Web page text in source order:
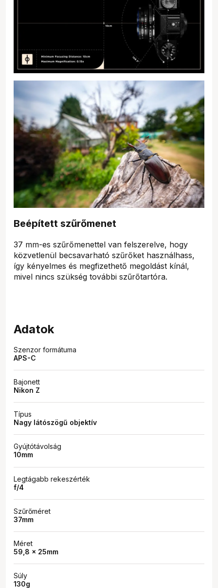
Beépített szűrőmenet
37 mm-es szűrőmenettel van felszerelve, hogy
közvetlenül becsavarható szűrőket használhass,
így kényelmes és megfizethető megoldást kínál,
mivel nincs szükség további szűrőtartóra.
Adatok
Szenzor formátuma
APS-C
Bajonett
Nikon Z
Típus
Nagy látószögű objektív
Gyújtótávolság
10mm
Legtágabb rekeszérték
f/4
Szűrőméret
37mm
Méret
59,8 x 25mm
Súly
130g